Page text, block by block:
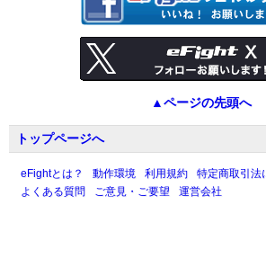
▲ページの先頭へ
トップページへ
eFightとは？ 動作環境 利用規約
特定商取引法
よくある質問
ご意見・ご要望 運営会社